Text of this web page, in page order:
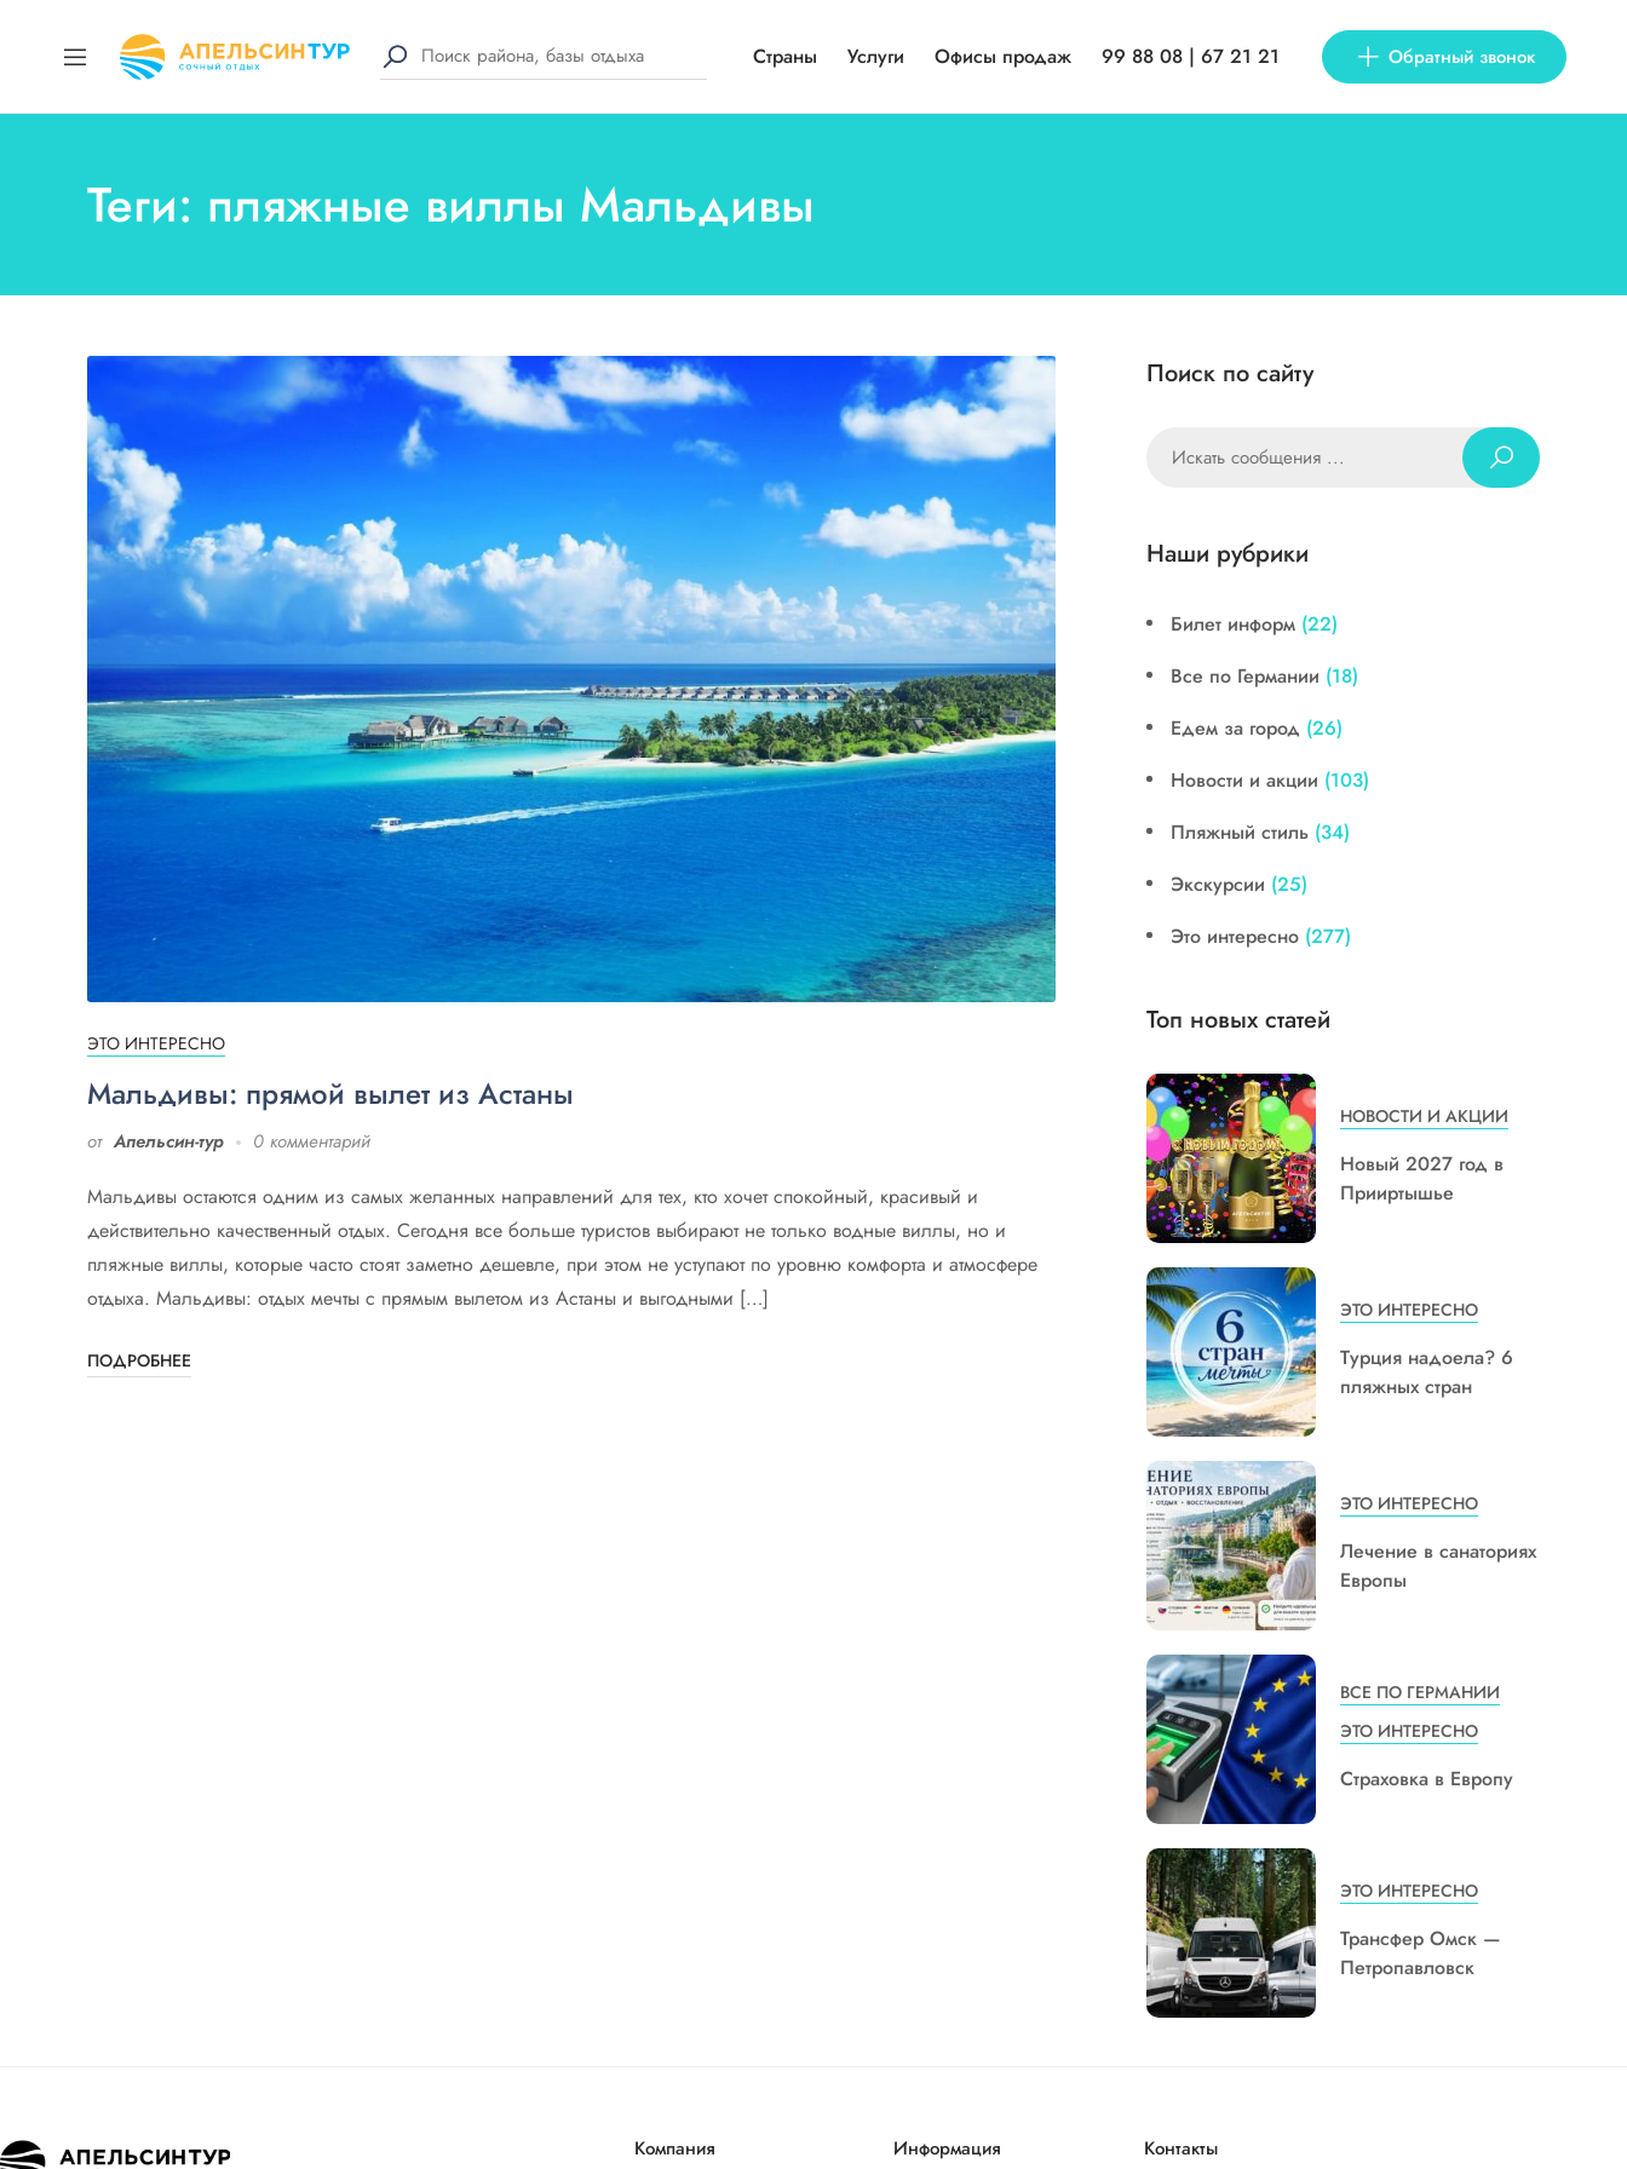
Страны Услуги Офисы продаж 99 88 08 | 67 21 21 Обратный звонок
Теги: пляжные виллы Мальдивы
ЭТО ИНТЕРЕСНО
Мальдивы: прямой вылет из Астаны
от Апельсин-тур 0 комментарий
Мальдивы остаются одним из самых желанных направлений для тех, кто хочет спокойный, красивый и
действительно качественный отдых. Сегодня все больше туристов выбирают не только водные виллы, но и
пляжные виллы, которые часто стоят заметно дешевле, при этом не уступают по уровню комфорта и атмосфере
отдыха. Мальдивы: отдых мечты с прямым вылетом из Астаны и выгодными […]
ПОДРОБНЕЕ
Поиск по сайту
Наши рубрики
Билет информ (22)
Все по Германии (18)
Едем за город (26)
Новости и акции (103)
Пляжный стиль (34)
Экскурсии (25)
Это интересно (277)
Топ новых статей
НОВОСТИ И АКЦИИ
Новый 2027 год в
Прииртышье
ЭТО ИНТЕРЕСНО
Турция надоела? 6
пляжных стран
ЭТО ИНТЕРЕСНО
Лечение в санаториях
Европы
ВСЕ ПО ГЕРМАНИИ
ЭТО ИНТЕРЕСНО
Страховка в Европу
ЭТО ИНТЕРЕСНО
Трансфер Омск —
Петропавловск
Компания Информация Контакты